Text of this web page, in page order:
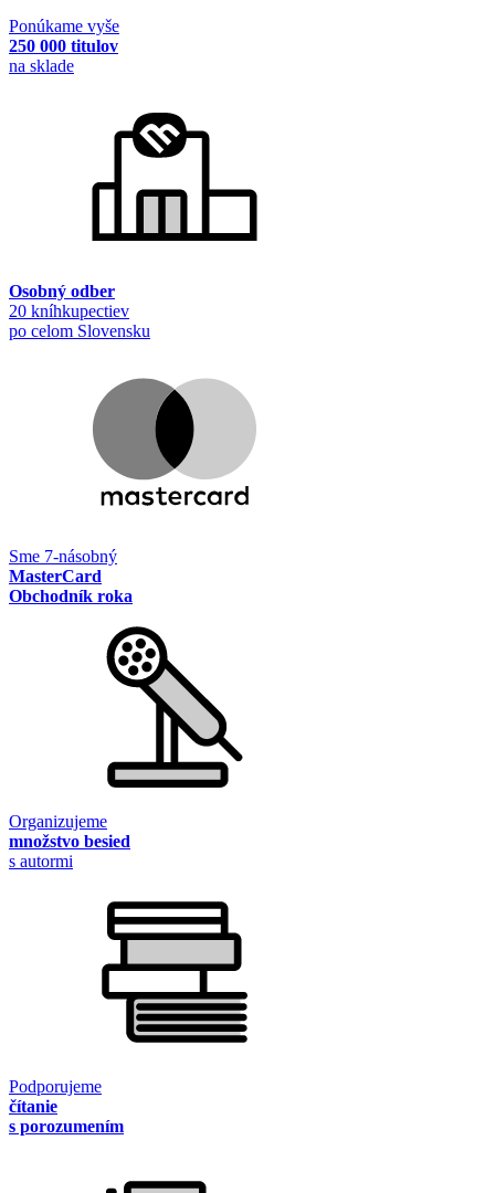
Ponúkame vyše
250 000 titulov
na sklade
Osobný odber
20 kníhkupectiev
po celom Slovensku
Sme 7-násobný
MasterCard
Obchodník roka
Organizujeme
množstvo besied
s autormi
Podporujeme
čítanie
s porozumením